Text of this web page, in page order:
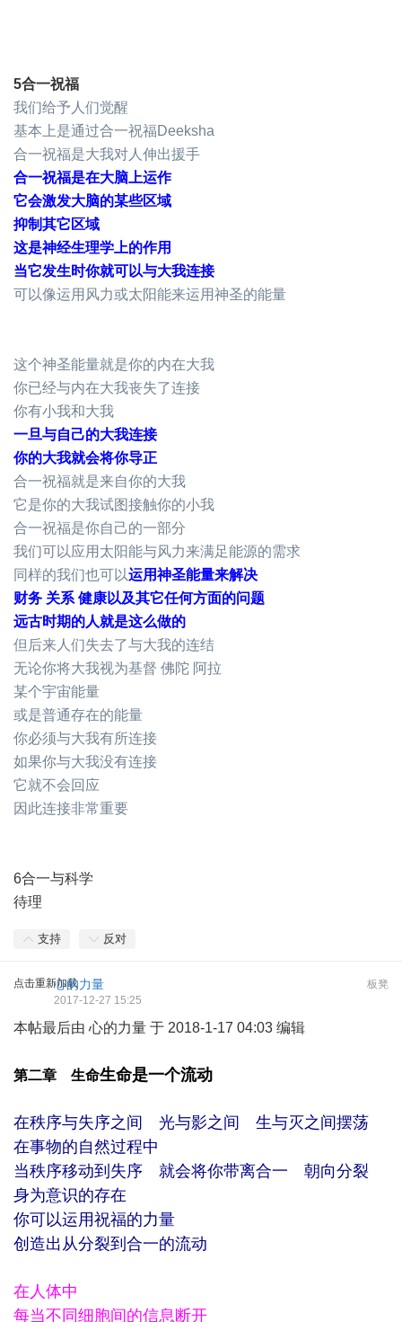
5合一祝福
我们给予人们觉醒
基本上是通过合一祝福Deeksha
合一祝福是大我对人伸出援手
合一祝福是在大脑上运作
它会激发大脑的某些区域
抑制其它区域
这是神经生理学上的作用
当它发生时你就可以与大我连接
可以像运用风力或太阳能来运用神圣的能量
这个神圣能量就是你的内在大我
你已经与内在大我丧失了连接
你有小我和大我
一旦与自己的大我连接
你的大我就会将你导正
合一祝福就是来自你的大我
它是你的大我试图接触你的小我
合一祝福是你自己的一部分
我们可以应用太阳能与风力来满足能源的需求
同样的我们也可以运用神圣能量来解决
财务 关系 健康以及其它任何方面的问题
远古时期的人就是这么做的
但后来人们失去了与大我的连结
无论你将大我视为基督 佛陀 阿拉
某个宇宙能量
或是普通存在的能量
你必须与大我有所连接
如果你与大我没有连接
它就不会回应
因此连接非常重要
6合一与科学
待理
支持 反对
点击重新加载 板凳
心的力量
2017-12-27 15:25
本帖最后由 心的力量 于 2018-1-17 04:03 编辑
第二章 生命生命是一个流动
在秩序与失序之间 光与影之间 生与灭之间摆荡
在事物的自然过程中
当秩序移动到失序 就会将你带离合一 朝向分裂
身为意识的存在
你可以运用祝福的力量
创造出从分裂到合一的流动
在人体中
每当不同细胞间的信息断开